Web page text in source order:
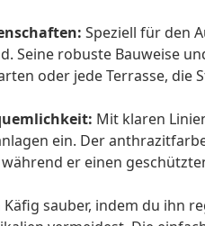
Speziell für den
Seine robuste Bauweise
oder jede Terrasse, die
Mit klaren
ein. Der
er einen
Käfig sauber, indem du ihn